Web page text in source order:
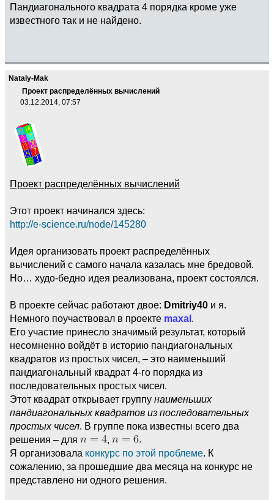
Пандиагонального квадрата 4 порядка кроме уже
известного так и не найдено.
Nataly-Mak
Проект распределённых вычислений
03.12.2014, 07:57
Проект распределённых вычислений
Этот проект начинался здесь:
http://e-science.ru/node/145280
Идея организовать проект распределённых
вычислений с самого начала казалась мне бредовой.
Но… худо-бедно идея реализована, проект состоялся.
В проекте сейчас работают двое: Dmitriy40 и я.
Немного поучаствовал в проекте maxal.
Его участие принесло значимый результат, который
несомненно войдёт в историю пандиагональных
квадратов из простых чисел, – это наименьший
пандиагональный квадрат 4-го порядка из
последовательных простых чисел.
Этот квадрат открывает группу наименьших
пандиагональных квадратов из последовательных
простых чисел. В группе пока известны всего два
решения – для
,
Я организовала конкурс по этой проблеме. К
сожалению, за прошедшие два месяца на конкурс не
представлено ни одного решения.